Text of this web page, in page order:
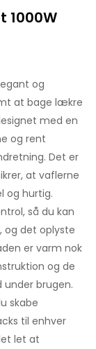
1000W
og
at bage lækre
med en
og rent
Det er
at vaflerne
og hurtig.
så du kan
det oplyste
er varm nok
og de
under brugen.
skabe
til enhver
let at